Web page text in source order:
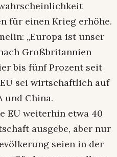
für einen Krieg erhöhe.
„Europa ist unser
Großbritannien
bis fünf Prozent seit
sei wirtschaftlich auf
und China.
EU weiterhin etwa 40
ausgebe, aber nur
seien in der